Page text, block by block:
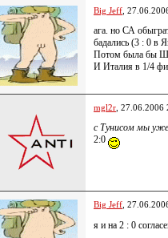
Big Jeff ,
ага. но СА
бадались (3 : 0 в
Потом была бы
И Италия в 1/4
mgl2r , 27.06.2006
с Тунисом мы
2:0
Big Jeff ,
я и на 2 : 0